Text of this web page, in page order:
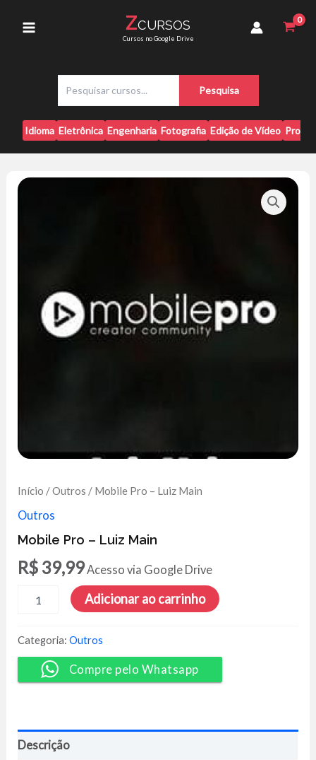
Menu
ZCURSOS
Cursos no Google Drive
s
q
u
i
a
Pesquisa
Idioma Eletrônica Engenharia Fotografia Edição de Vídeo
Início /Outros / Mobile Pro – Luiz Main
Outros
Mobile Pro – Luiz Main
R$ 39,99Acesso via Google Drive
Luiz
Main
quantidade
Adicionar ao carrinho
Categoria:Outros
Compre pelo Whatsapp
Descrição
Main